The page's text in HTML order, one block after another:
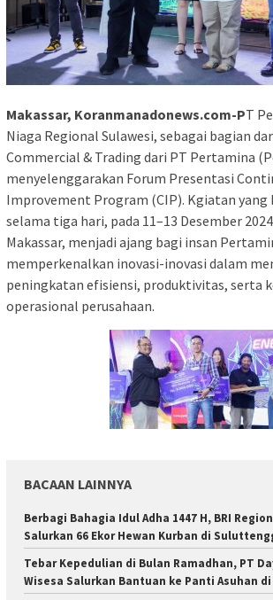
Makassar, Koranmanadonews.com-PT
Niaga Regional Sulawesi, sebagai bagian
Commercial & Trading dari PT Pertamina
menyelenggarakan Forum Presentasi
Improvement Program (CIP). Kgiatan yang
selama tiga hari, pada 11–13 Desember
Makassar, menjadi ajang bagi insan
memperkenalkan inovasi-inovasi dalam
peningkatan efisiensi, produktivitas, serta
operasional perusahaan.
BACAAN LAINNYA
Berbagi Bahagia Idul Adha 1447 H, BRI
Salurkan 66 Ekor Hewan Kurban di
Tebar Kepedulian di Bulan Ramadhan, PT
Wisesa Salurkan Bantuan ke Panti Asuhan di